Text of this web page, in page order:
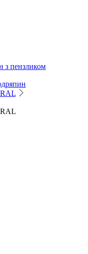
з пензликом
RAL
RAL